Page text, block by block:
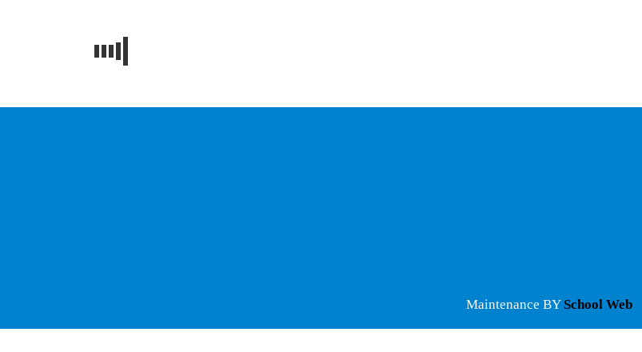
Maintenance BY School Web